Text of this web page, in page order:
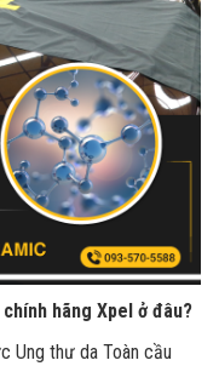
hãng Xpel ở đâu?
Ung thư da Toàn cầu